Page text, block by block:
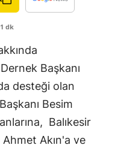
dk
Başkanı
desteği olan
Besim
Balıkesir
Akın'a ve